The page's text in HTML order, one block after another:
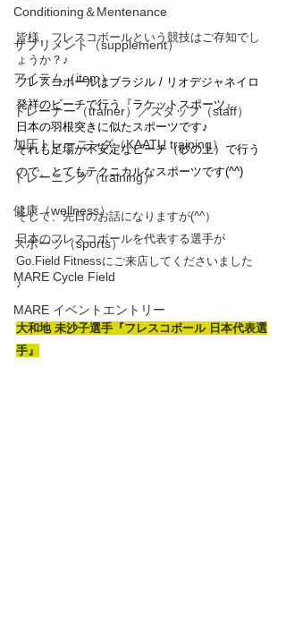
Conditioning＆Mentenance
サプリメント（supplement）
アイテム（item）
トレーナー（trainer）／スタッフ（staff）
加圧トレーニング（KAATU training）
トレーニング（training）
健康（wellness）
スポーツ（sports）
MARE Cycle Field
MARE イベントエントリー
皆様、フレスコボールという競技はご存知でし
ょうか？♪
フレスコボールはブラジル / リオデジャネイロ
発祥のビーチで行う『ラケットスポーツ』
日本の羽根突きに似たスポーツです♪
それも足場が不安定なビーチ（砂の上）で行う
ので、とてもテクニカルなスポーツです(^^)
そして、先日のお話になりますが(^^）
日本のフレスコボールを代表する選手が
Go.Field Fitnessにご来店してくださいました
♪
大和地 未沙子選手『フレスコボール 日本代表選
手』